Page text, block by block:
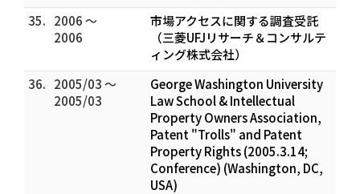
35. 2006 ～
2006
市場アクセスに関する調査受託
（三菱UFJリサーチ＆コンサルテ
ィング株式会社）
36. 2005/03 ～
2005/03
George Washington University
Law School & Intellectual
Property Owners Association,
Patent "Trolls" and Patent
Property Rights (2005.3.14;
Conference) (Washington, DC,
USA)